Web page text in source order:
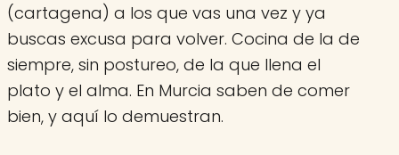
(cartagena) a los que vas una vez y ya
buscas excusa para volver. Cocina de la de
siempre, sin postureo, de la que llena el
plato y el alma. En Murcia saben de comer
bien, y aquí lo demuestran.